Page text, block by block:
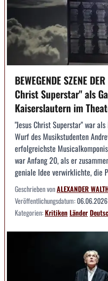
BEWEGENDE SZENE
Christ Superstar" als
Kaiserslautern im
"Jesus Christ Superstar" war
Wurf des Musikstudenten
erfolgreichste
war Anfang 20, als er
geniale Idee verwirklichte, die
Geschrieben vonALEXANDER
Veröffentlichungsdatum:06.06.2026
Kategorien:KritikenLänder